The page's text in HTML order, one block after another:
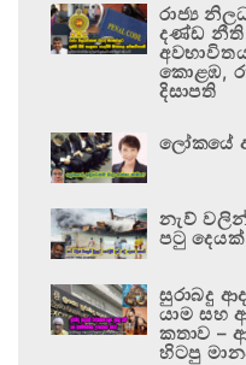
රාජ්‍ය
දණ්ඩ නීති
කොළඹ,
දිසාපති
ලෝකයේ
නැව්
පටු
සුරාබදු
යාම සහ
කතාව –
හිටපු